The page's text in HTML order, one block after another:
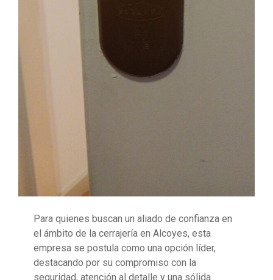
Para quienes buscan un aliado de confianza en
el ámbito de la cerrajería en Alcoyes, esta
empresa se postula como una opción líder,
destacando por su compromiso con la
seguridad, atención al detalle y una sólida